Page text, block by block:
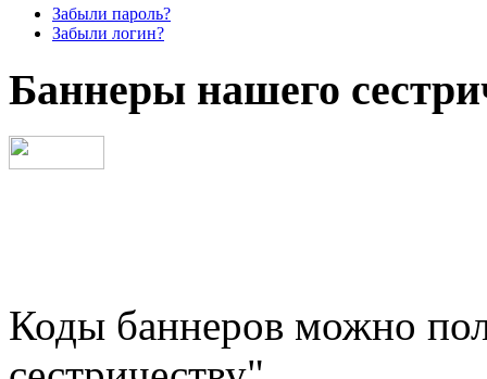
Забыли пароль?
Забыли логин?
Баннеры нашего
Коды баннеров можно